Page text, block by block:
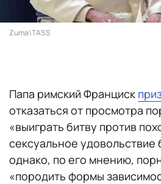
Zuma\TASS
Папа римский Франциск
отказаться от просмотра
«выиграть битву против
сексуальное
однако, по его мнению,
«породить формы